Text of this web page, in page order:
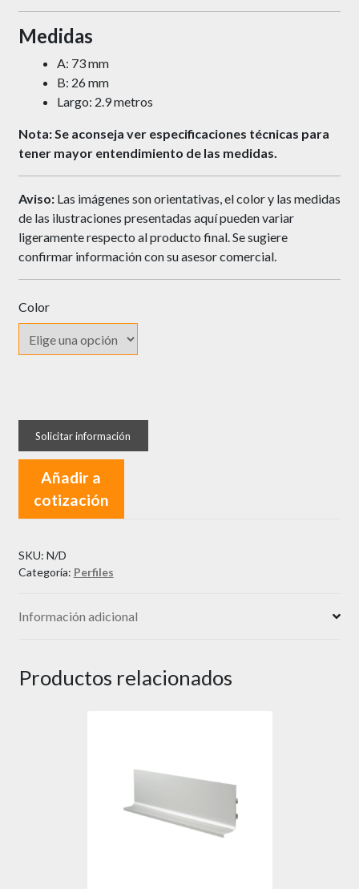
Medidas
A: 73 mm
B: 26 mm
Largo: 2.9 metros
Nota: Se aconseja ver especificaciones técnicas para
tener mayor entendimiento de las medidas.
Aviso: Las imágenes son orientativas, el color y las medidas
de las ilustraciones presentadas aquí pueden variar
ligeramente respecto al producto final. Se sugiere
confirmar información con su asesor comercial.
Color
QUALITA
Manija
cantidad
Añadir a
cotización
SKU: N/D
Categoría: Perfiles
Información adicional
Productos relacionados